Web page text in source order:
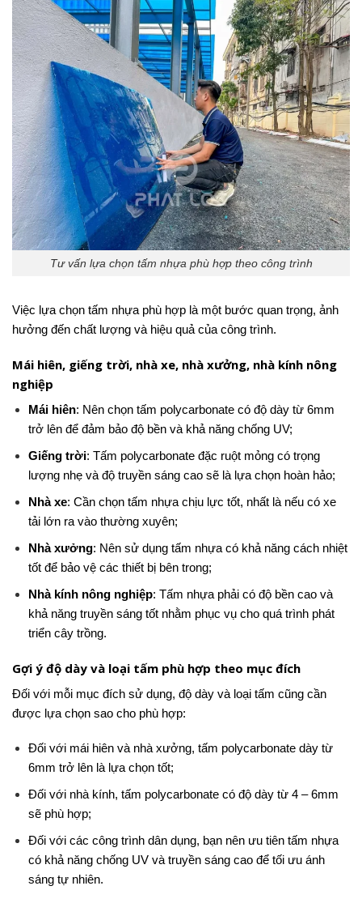
Tư vấn lựa chọn tấm nhựa phù hợp theo công trình
Việc lựa chọn tấm nhựa phù hợp là một bước quan trọng, ảnh
hưởng đến chất lượng và hiệu quả của công trình.
Mái hiên, giếng trời, nhà xe, nhà xưởng, nhà kính nông
nghiệp
Mái hiên: Nên chọn tấm polycarbonate có độ dày từ 6mm
trở lên để đảm bảo độ bền và khả năng chống UV;
Giếng trời: Tấm polycarbonate đặc ruột mỏng có trọng
lượng nhẹ và độ truyền sáng cao sẽ là lựa chọn hoàn hảo;
Nhà xe: Cần chọn tấm nhựa chịu lực tốt, nhất là nếu có xe
tải lớn ra vào thường xuyên;
Nhà xưởng: Nên sử dụng tấm nhựa có khả năng cách nhiệt
tốt để bảo vệ các thiết bị bên trong;
Nhà kính nông nghiệp: Tấm nhựa phải có độ bền cao và
khả năng truyền sáng tốt nhằm phục vụ cho quá trình phát
triển cây trồng.
Gợi ý độ dày và loại tấm phù hợp theo mục đích
Đối với mỗi mục đích sử dụng, độ dày và loại tấm cũng cần
được lựa chọn sao cho phù hợp:
Đối với mái hiên và nhà xưởng, tấm polycarbonate dày từ
6mm trở lên là lựa chọn tốt;
Đối với nhà kính, tấm polycarbonate có độ dày từ 4 – 6mm
sẽ phù hợp;
Đối với các công trình dân dụng, bạn nên ưu tiên tấm nhựa
có khả năng chống UV và truyền sáng cao để tối ưu ánh
sáng tự nhiên.